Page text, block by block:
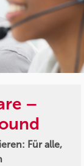
–
Für alle,